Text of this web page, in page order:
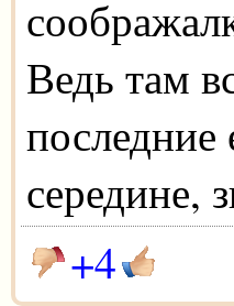
Ведь там
последние
середине,
+4